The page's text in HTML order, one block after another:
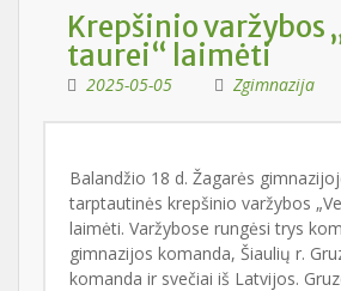
Krepšinio varžybos
taurei“ laimėti
2025-05-05 Zgimnazija
Balandžio 18 d. Žagarės
tarptautinės krepšinio varžybos
laimėti. Varžybose rungėsi trys
gimnazijos komanda, Šiaulių r.
komanda ir svečiai iš Latvijos.